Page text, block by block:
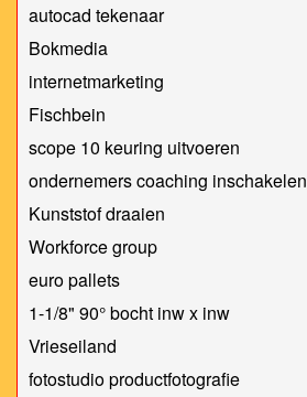
autocad tekenaar
Bokmedia
internetmarketing
Fischbein
scope 10 keuring uitvoeren
ondernemers coaching inschakelen
Kunststof draaien
Workforce group
euro pallets
1-1/8" 90° bocht inw x inw
Vrieseiland
fotostudio productfotografie